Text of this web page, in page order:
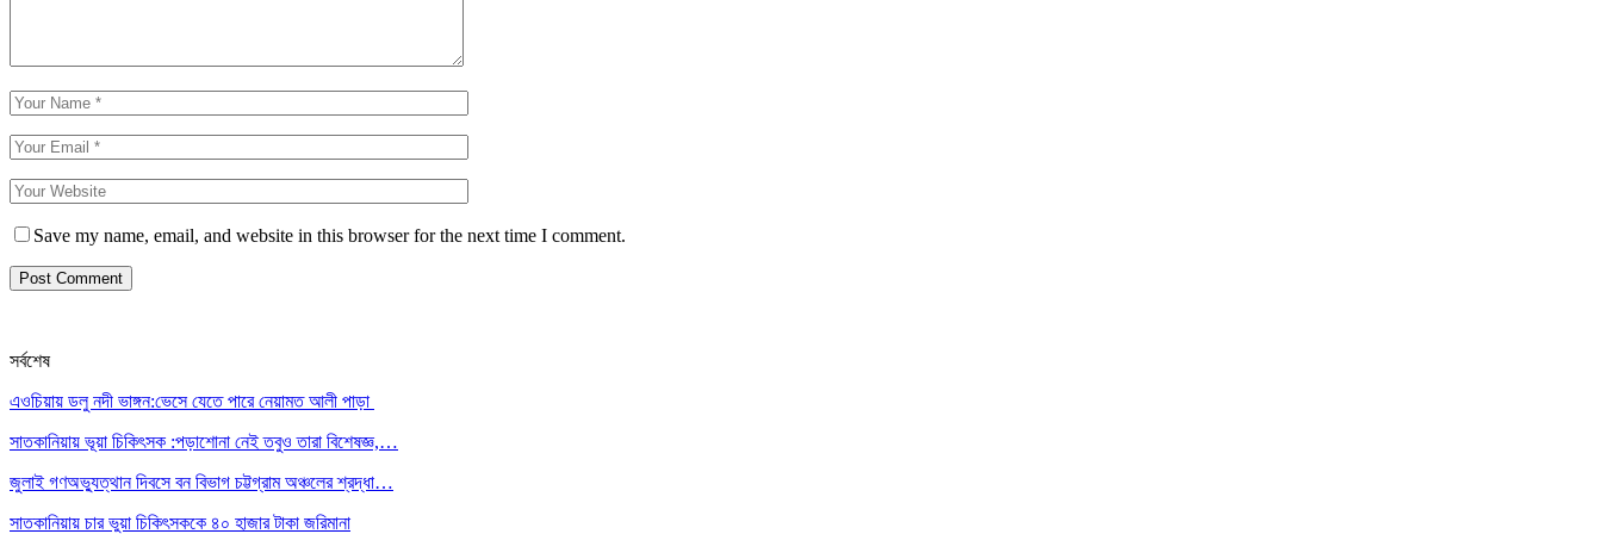
Save my name, email, and website in this browser for the next time I comment.
সর্বশেষ
এওচিয়ায় ডলু নদী ভাঙ্গন:ভেসে যেতে পারে নেয়ামত আলী পাড়া
সাতকানিয়ায় ভূয়া চিকিৎসক :পড়াশোনা নেই তবুও তারা বিশেষজ্ঞ,…
জুলাই গণঅভ্যুত্থান দিবসে বন বিভাগ চট্টগ্রাম অঞ্চলের শ্রদ্ধা…
সাতকানিয়ায় চার ভুয়া চিকিৎসককে ৪০ হাজার টাকা জরিমানা